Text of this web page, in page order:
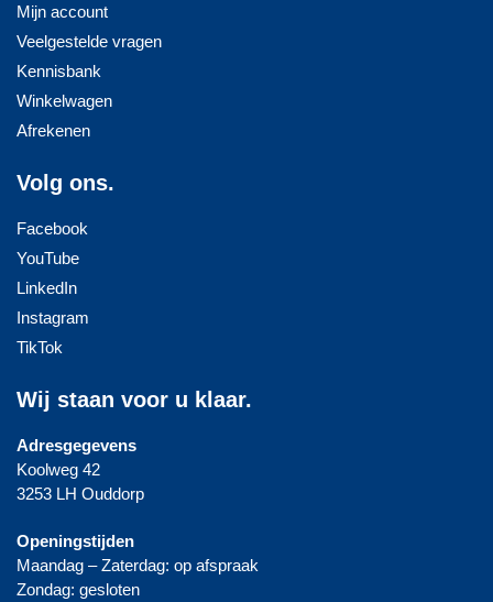
Mijn account
Veelgestelde vragen
Kennisbank
Winkelwagen
Afrekenen
Volg ons.
Facebook
YouTube
LinkedIn
Instagram
TikTok
Wij staan voor u klaar.
Adresgegevens
Koolweg 42
3253 LH Ouddorp
Openingstijden
Maandag – Zaterdag: op afspraak
Zondag: gesloten